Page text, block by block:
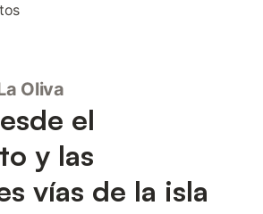
Oliva
el
y las
vías de la isla